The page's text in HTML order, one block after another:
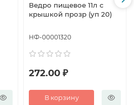
Ведро пищевое 11л с
крышкой прозр (уп 20)
НФ-00001320
272.00 ₽
В корзину